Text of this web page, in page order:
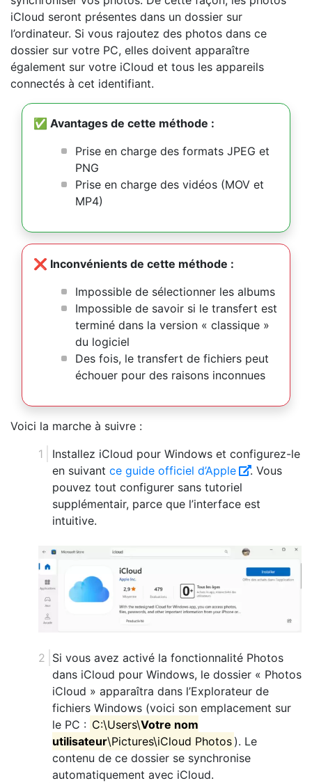
iCloud seront présentes dans un dossier sur
l’ordinateur. Si vous rajoutez des photos dans ce
dossier sur votre PC, elles doivent apparaître
également sur votre iCloud et tous les appareils
connectés à cet identifiant.
✅ Avantages de cette méthode :
Prise en charge des formats JPEG et
PNG
Prise en charge des vidéos (MOV et
MP4)
❌ Inconvénients de cette méthode :
Impossible de sélectionner les albums
Impossible de savoir si le transfert est
terminé dans la version « classique »
du logiciel
Des fois, le transfert de fichiers peut
échouer pour des raisons inconnues
Voici la marche à suivre :
Installez iCloud pour Windows et configurez-le
en suivant ce guide officiel d’Apple
. Vous
pouvez tout configurer sans tutoriel
supplémentair, parce que l’interface est
intuitive.
Si vous avez activé la fonctionnalité Photos
dans iCloud pour Windows, le dossier « Photos
iCloud » apparaîtra dans l’Explorateur de
fichiers Windows (voici son emplacement sur
le PC : C:\Users\Votre nom
utilisateur\Pictures\iCloud Photos ). Le
contenu de ce dossier se synchronise
automatiquement avec iCloud.